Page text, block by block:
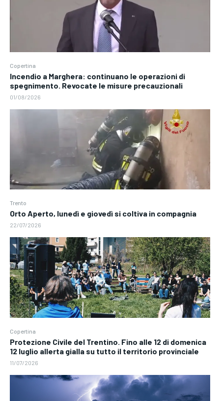
Copertina
Incendio a Marghera: continuano le operazioni di
spegnimento. Revocate le misure precauzionali
01/08/2026
Trento
Orto Aperto, lunedì e giovedì si coltiva in compagnia
22/07/2026
Copertina
Protezione Civile del Trentino. Fino alle 12 di domenica
12 luglio allerta gialla su tutto il territorio provinciale
11/07/2026